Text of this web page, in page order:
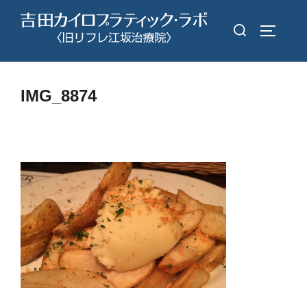
検
対
IMG_8874